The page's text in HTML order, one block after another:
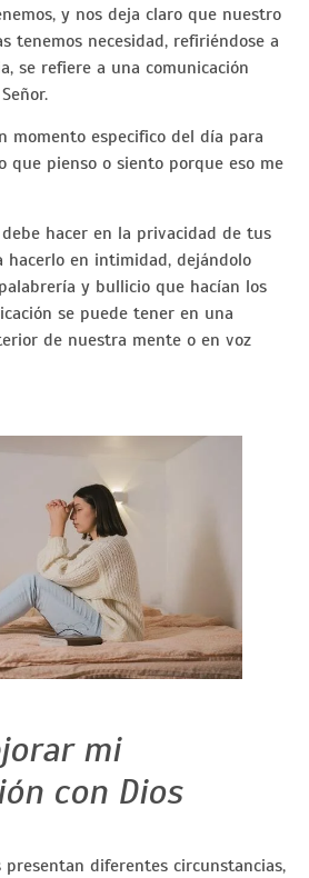
y nos deja claro que nuestro
tenemos necesidad, refiriéndose a
se refiere a una comunicación
momento especifico del día para
que pienso o siento porque eso me
hacer en la privacidad de tus
hacerlo en intimidad, dejándolo
y bullicio que hacían los
se puede tener en una
de nuestra mente o en voz
mi
con Dios
presentan diferentes circunstancias,